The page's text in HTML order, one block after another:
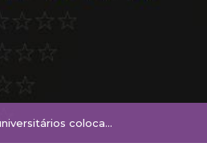
coloca…